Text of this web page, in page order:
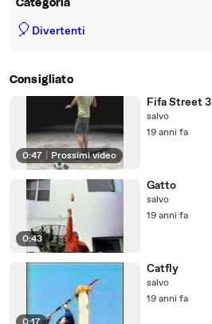
Categoria
🎈 Divertenti
Consigliato
0:47 Prossimi video
Fifa Street 3
salvo
19 anni fa
0:43
Gatto
salvo
19 anni fa
Catfly
salvo
19 anni fa